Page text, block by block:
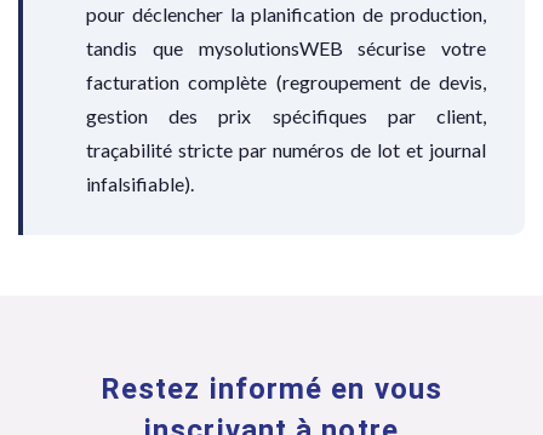
pour déclencher la planification de production,
tandis que mysolutionsWEB sécurise votre
facturation complète (regroupement de devis,
gestion des prix spécifiques par client,
traçabilité stricte par numéros de lot et journal
infalsifiable).
Restez informé en vous